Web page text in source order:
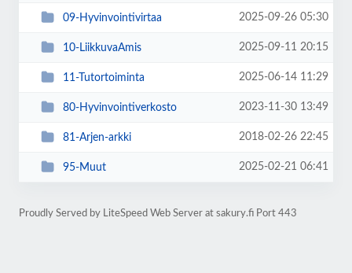
09-Hyvinvointivirtaa 2025-09-26 05:30
10-LiikkuvaAmis 2025-09-11 20:15
11-Tutortoiminta 2025-06-14 11:29
80-Hyvinvointiverkosto 2023-11-30 13:49
81-Arjen-arkki 2018-02-26 22:45
95-Muut 2025-02-21 06:41
Proudly Served by LiteSpeed Web Server at sakury.fi Port 443